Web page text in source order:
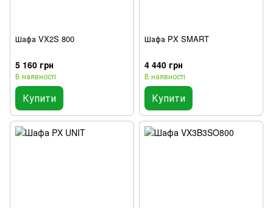
Шафа VX2S 800
5 160 грн
В наявності
Купити
Шафа PX SMART
4 440 грн
В наявності
Купити